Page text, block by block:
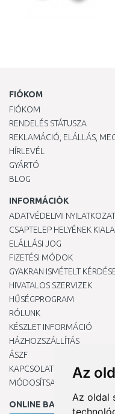
Az
Az oldal
FIÓKOM
FIÓKOM
RENDELÉS STÁTUSZA
REKLAMÁCIÓ, ELÁLLÁS,
HÍRLEVÉL
GYÁRTÓ
BLOG
INFORMÁCIÓK
ADATVÉDELMI NYILATKOZAT
CSAPTELEP HELYÉNEK
ELÁLLÁSI JOG
FIZETÉSI MÓDOK
GYAKRAN ISMÉTELT
HIVATALOS SZERVIZEK
HŰSÉGPROGRAM
RÓLUNK
KÉSZLET INFORMÁCIÓ
HÁZHOZSZÁLLÍTÁS
ÁSZF
KAPCSOLAT
MÓDOSÍTSA A COOKIE-
ONLINE BANKKÁRTYÁVAL